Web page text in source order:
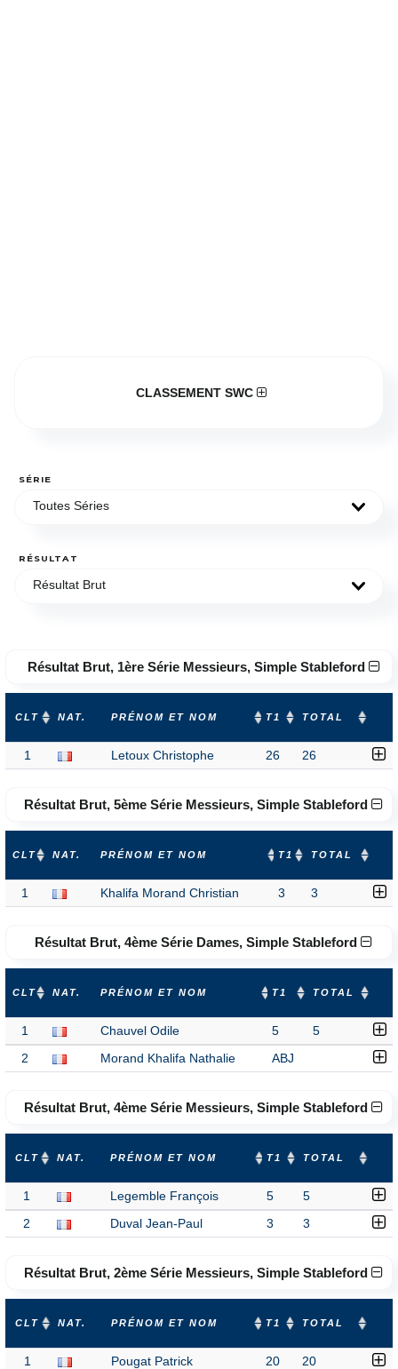
CLASSEMENT SWC
SÉRIE
Toutes Séries
RÉSULTAT
Résultat Brut
Résultat Brut, 1ère Série Messieurs, Simple Stableford
CLT NAT. PRÉNOM ET NOM T1 TOTAL
1 Letoux Christophe 26 26
Résultat Brut, 5ème Série Messieurs, Simple Stableford
CLT NAT. PRÉNOM ET NOM T1 TOTAL
1 Khalifa Morand Christian 3 3
Résultat Brut, 4ème Série Dames, Simple Stableford
CLT NAT. PRÉNOM ET NOM T1 TOTAL
1 Chauvel Odile 5 5
2 Morand Khalifa Nathalie ABJ
Résultat Brut, 4ème Série Messieurs, Simple Stableford
CLT NAT. PRÉNOM ET NOM T1 TOTAL
1 Legemble François 5 5
2 Duval Jean-Paul 3 3
Résultat Brut, 2ème Série Messieurs, Simple Stableford
CLT NAT. PRÉNOM ET NOM T1 TOTAL
1 Pougat Patrick 20 20